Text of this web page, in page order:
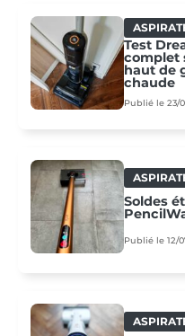
Test
complet
haut de
chaude
Publié le 23/
Soldes
Publié le 12/